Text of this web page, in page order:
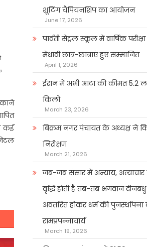
कई
शूटिंग चैंपियनशिप का आयोजन
June 17, 2026
पार्वती सेंट्रल स्कूल में वार्षिक
मेधावी छात्र-छात्राएं हुए सम्मानित
April 1, 2026
ईरान में अभी आटा की कीमत 5.2
किलो
March 23, 2026
बिक्रम नगर पंचायत के अध्यक्ष ने
निरीक्षण
March 21, 2026
जब-जब संसार में अन्याय,
वृद्धि होती है तब-तब भगवान
अवतरित होकर धर्म की पुनर्स्थापना
रामप्रपन्नाचार्य
March 19, 2026